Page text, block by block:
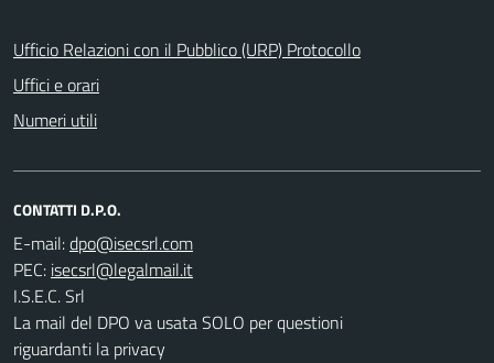
Ufficio Relazioni con il Pubblico (URP) Protocollo
Uffici e orari
Numeri utili
CONTATTI D.P.O.
E-mail:
PEC:
I.S.E.C. Srl
La mail del DPO va usata SOLO per questioni
riguardanti la privacy